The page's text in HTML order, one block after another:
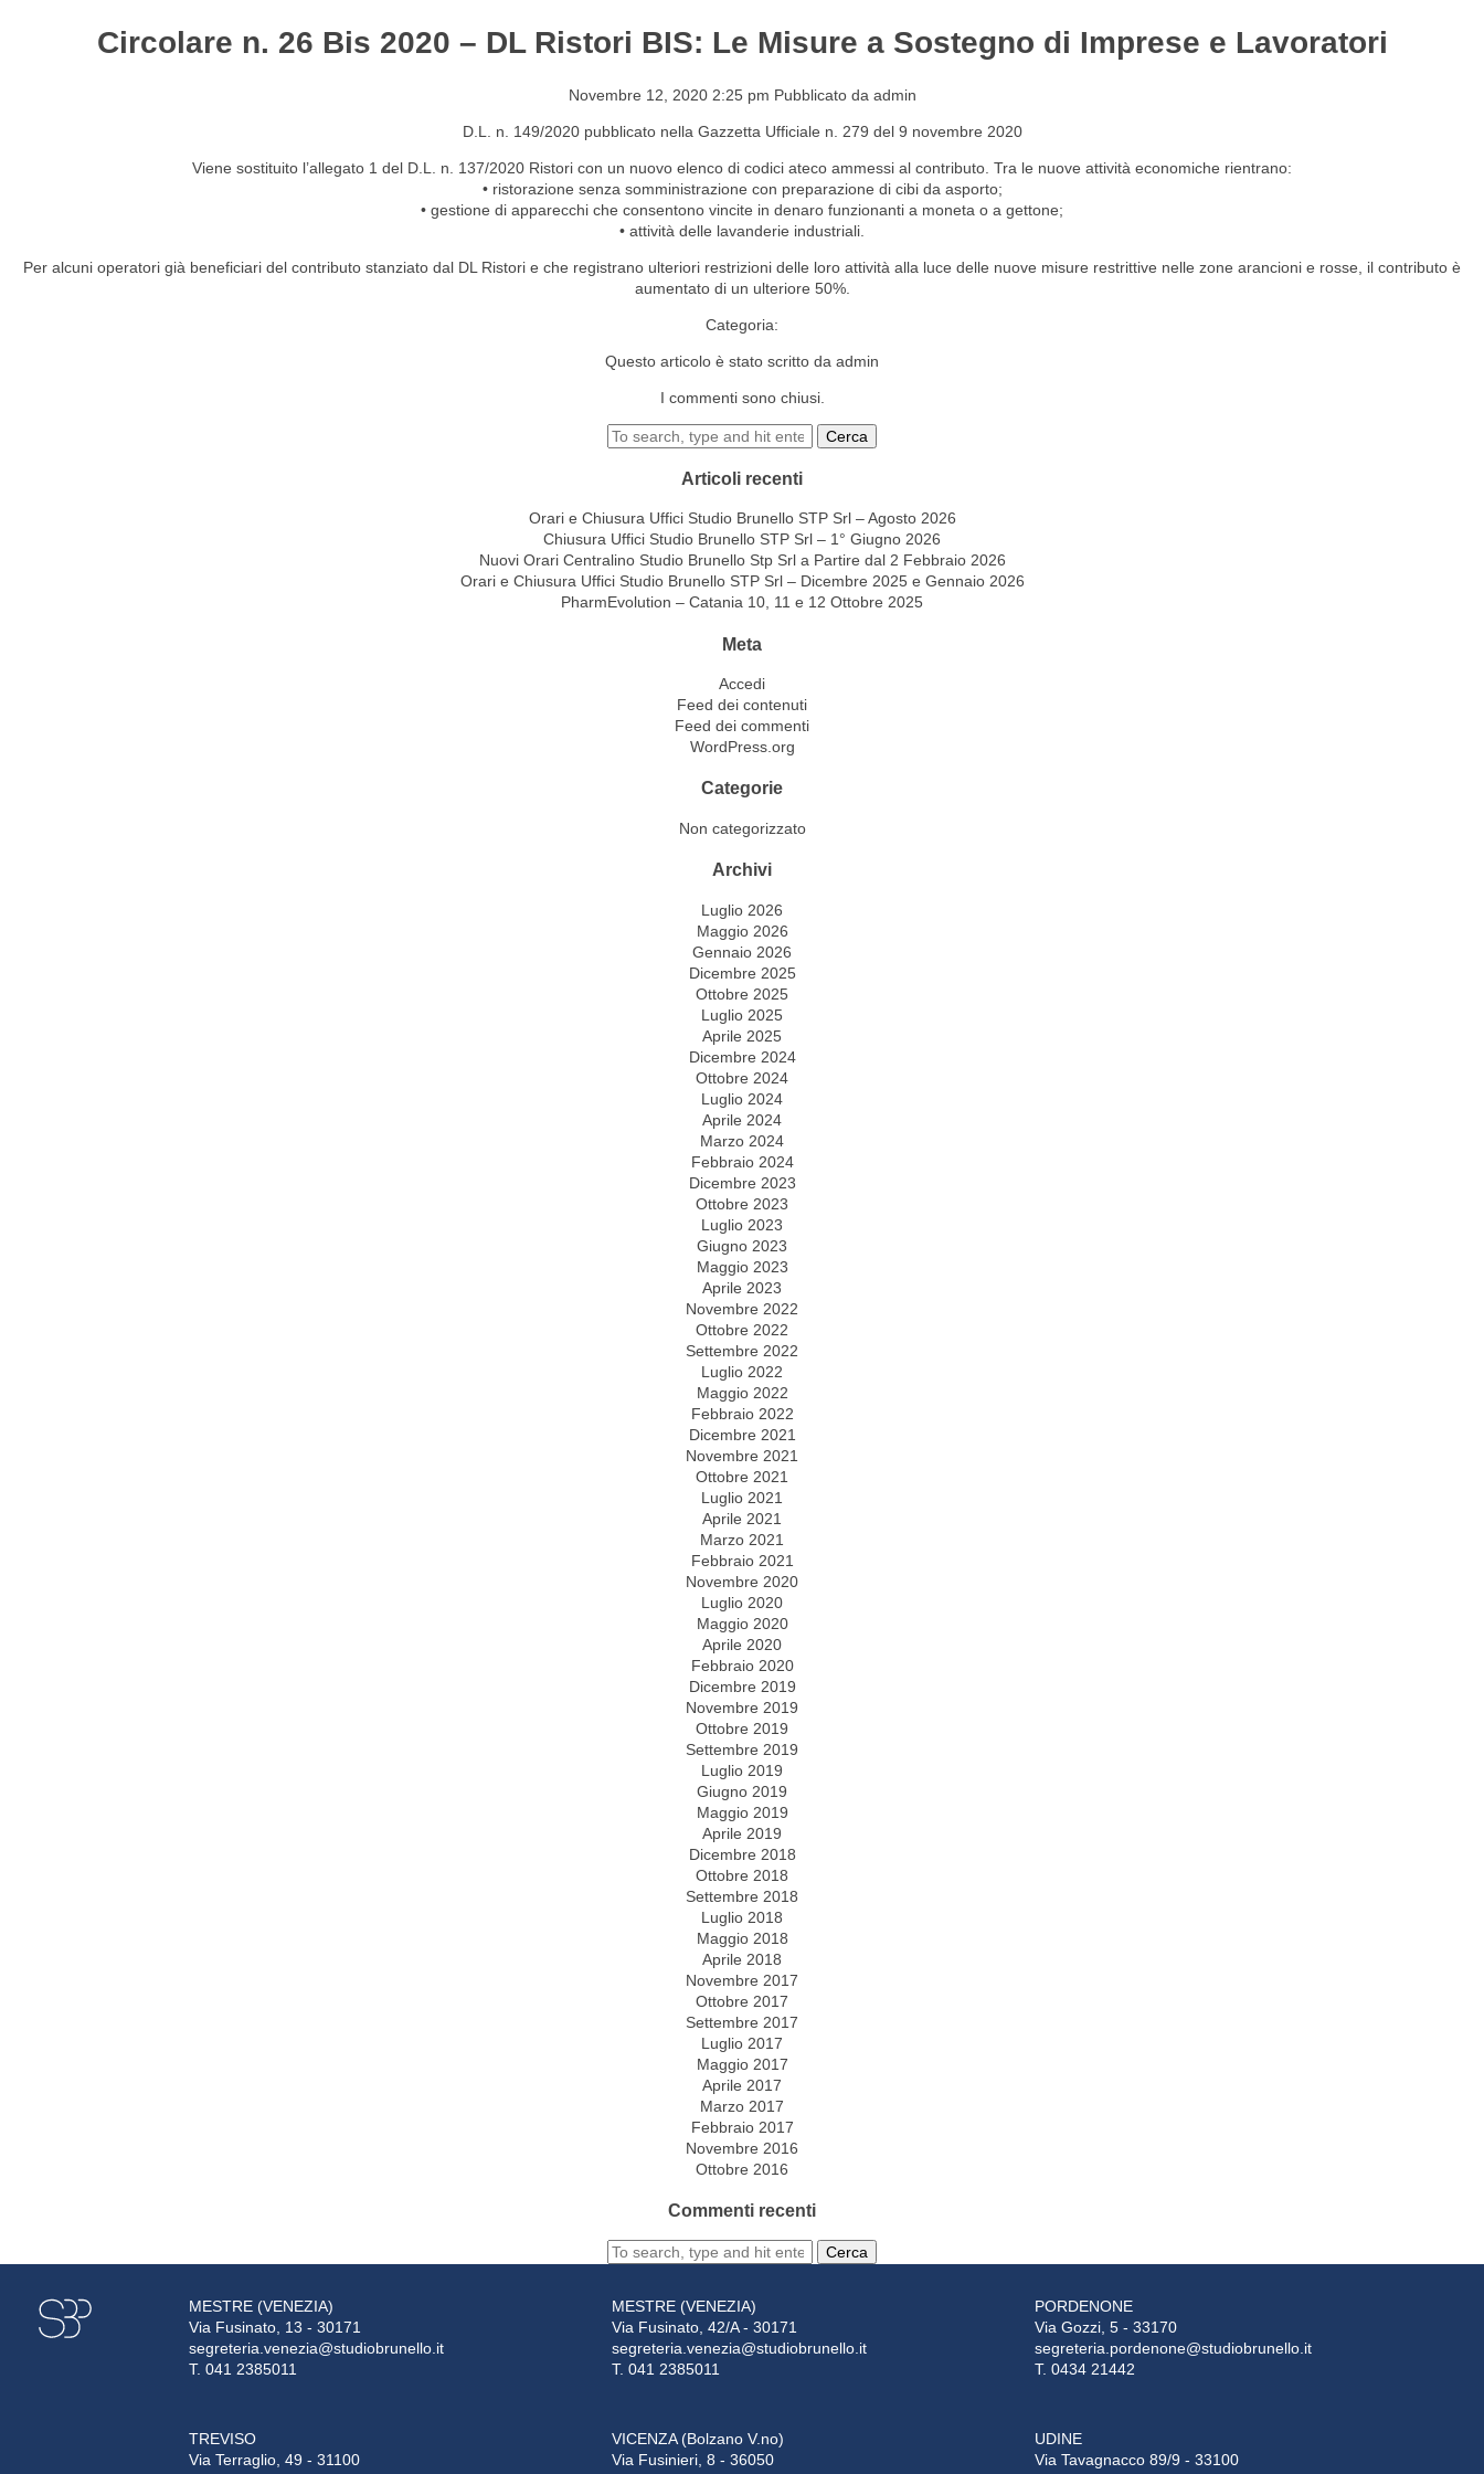
Circolare n. 26 Bis 2020 – DL Ristori BIS: Le Misure a Sostegno di Imprese e Lavoratori
Novembre 12, 2020 2:25 pm Pubblicato da admin
D.L. n. 149/2020 pubblicato nella Gazzetta Ufficiale n. 279 del 9 novembre 2020
Viene sostituito l’allegato 1 del D.L. n. 137/2020 Ristori con un nuovo elenco di codici ateco ammessi al contributo. Tra le nuove attività economiche rientrano:
• ristorazione senza somministrazione con preparazione di cibi da asporto;
• gestione di apparecchi che consentono vincite in denaro funzionanti a moneta o a gettone;
• attività delle lavanderie industriali.
Per alcuni operatori già beneficiari del contributo stanziato dal DL Ristori e che registrano ulteriori restrizioni delle loro attività alla luce delle nuove misure restrittive nelle zone arancioni e rosse, il contributo è
aumentato di un ulteriore 50%.
Categoria:
Questo articolo è stato scritto da admin
I commenti sono chiusi.
Cerca
Articoli recenti
Orari e Chiusura Uffici Studio Brunello STP Srl – Agosto 2026
Chiusura Uffici Studio Brunello STP Srl – 1° Giugno 2026
Nuovi Orari Centralino Studio Brunello Stp Srl a Partire dal 2 Febbraio 2026
Orari e Chiusura Uffici Studio Brunello STP Srl – Dicembre 2025 e Gennaio 2026
PharmEvolution – Catania 10, 11 e 12 Ottobre 2025
Meta
Accedi
Feed dei contenuti
Feed dei commenti
WordPress.org
Categorie
Non categorizzato
Archivi
Luglio 2026
Maggio 2026
Gennaio 2026
Dicembre 2025
Ottobre 2025
Luglio 2025
Aprile 2025
Dicembre 2024
Ottobre 2024
Luglio 2024
Aprile 2024
Marzo 2024
Febbraio 2024
Dicembre 2023
Ottobre 2023
Luglio 2023
Giugno 2023
Maggio 2023
Aprile 2023
Novembre 2022
Ottobre 2022
Settembre 2022
Luglio 2022
Maggio 2022
Febbraio 2022
Dicembre 2021
Novembre 2021
Ottobre 2021
Luglio 2021
Aprile 2021
Marzo 2021
Febbraio 2021
Novembre 2020
Luglio 2020
Maggio 2020
Aprile 2020
Febbraio 2020
Dicembre 2019
Novembre 2019
Ottobre 2019
Settembre 2019
Luglio 2019
Giugno 2019
Maggio 2019
Aprile 2019
Dicembre 2018
Ottobre 2018
Settembre 2018
Luglio 2018
Maggio 2018
Aprile 2018
Novembre 2017
Ottobre 2017
Settembre 2017
Luglio 2017
Maggio 2017
Aprile 2017
Marzo 2017
Febbraio 2017
Novembre 2016
Ottobre 2016
Commenti recenti
Cerca
MESTRE (VENEZIA)
Via Fusinato, 13 - 30171
segreteria.venezia@studiobrunello.it
T. 041 2385011
MESTRE (VENEZIA)
Via Fusinato, 42/A - 30171
segreteria.venezia@studiobrunello.it
T. 041 2385011
PORDENONE
Via Gozzi, 5 - 33170
segreteria.pordenone@studiobrunello.it
T. 0434 21442
TREVISO
Via Terraglio, 49 - 31100
VICENZA (Bolzano V.no)
Via Fusinieri, 8 - 36050
UDINE
Via Tavagnacco 89/9 - 33100